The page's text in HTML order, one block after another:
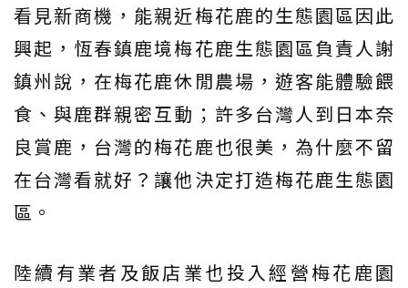
看見新商機，能親近梅花鹿的生態園區因此
興起，恆春鎮鹿境梅花鹿生態園區負責人謝
鎮州說，在梅花鹿休閒農場，遊客能體驗餵
食、與鹿群親密互動；許多台灣人到日本奈
良賞鹿，台灣的梅花鹿也很美，為什麼不留
在台灣看就好？讓他決定打造梅花鹿生態園
區。
陸續有業者及飯店業也投入經營梅花鹿園